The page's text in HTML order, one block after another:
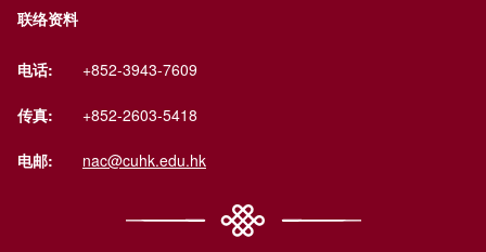
联络资料
电话: +852-3943-7609
传真: +852-2603-5418
电邮: nac@cuhk.edu.hk